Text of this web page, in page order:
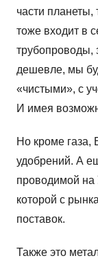
части планеты,
тоже входит в
трубопроводы,
дешевле, мы
«чистыми», с
И имея
Но кроме газа,
удобрений. А
проводимой на
которой с
поставок.
Также это